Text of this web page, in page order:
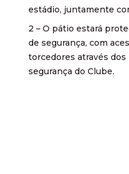
estádio, juntamente
2 – O pátio estará
de segurança, com
torcedores através
segurança do Clube.